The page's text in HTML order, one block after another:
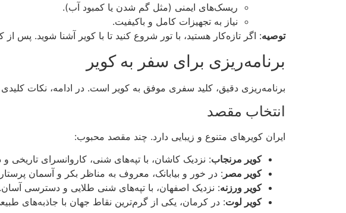
ریسک‌های ایمنی (مثل گم شدن یا کمبود آب).
نیاز به تجهیزات کامل و باکیفیت.
توصیه: اگر تازه‌کار هستید، با تور شروع کنید تا با کویر آشنا شوید. پس
برنامه‌ریزی برای سفر به کویر
برنامه‌ریزی دقیق، کلید سفری موفق به کویر است. در ادامه، نکات
انتخاب مقصد
ایران کویرهای متنوع و زیبایی دارد. چند مقصد محبوب:
کویر مرنجاب: نزدیک کاشان، با تپه‌های شنی، کاروانسرای تاریخی و
کویر مصر : در خور و بیابانک، معروف به مناظر بکر و آسمان
کویر ورزنه: نزدیک اصفهان، با تپه‌های شنی طلایی و دسترسی آسان.
کویر لوت: در کرمان، یکی از گرم‌ترین نقاط جهان با جاذبه‌های